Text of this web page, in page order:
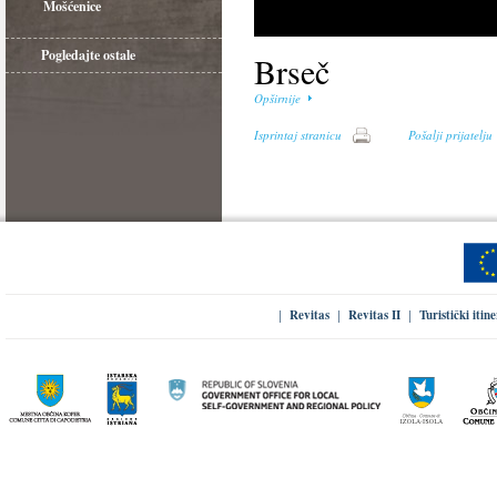
Mošćenice
Pogledajte ostale Brseč
Opširnije
Isprintaj stranicu Pošalji prijatelju
Revitas Revitas II Turistički